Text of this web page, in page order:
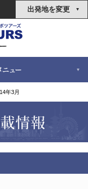
出発地を変更
年3月